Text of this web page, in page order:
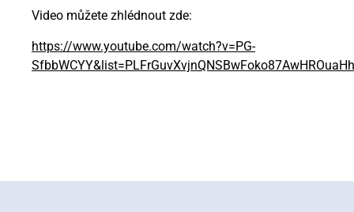
Video můžete zhlédnout zde:
https://www.youtube.com/watch?v=PG-